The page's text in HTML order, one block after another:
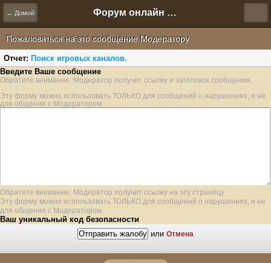
← Домой Форум онлайн игры "Новая Эра" (Нюра Биз)
Пожаловаться на это сообщение Модератору
Отчет: Поиск игровых каналов.
Введите Ваше сообщение
Обратите внимание: Модератор получит ссылку и заголовок сообщения.
Эту форму можно использовать ТОЛЬКО для сообщений о нарушениях, и не
для общения с Модератором.
Обратите внимание: Модератор получит ссылку на эту страницу
Эту форму можно использовать ТОЛЬКО для сообщений о нарушениях, и не
для общения с Модератором.
Ваш уникальный код безопасности
или Отмена